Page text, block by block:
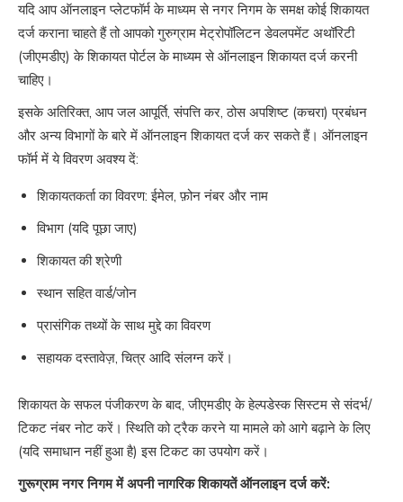
यदि आप ऑनलाइन प्लेटफॉर्म के माध्यम से नगर निगम के समक्ष कोई शिकायत
दर्ज कराना चाहते हैं तो आपको गुरुग्राम मेट्रोपॉलिटन डेवलपमेंट अथॉरिटी
(जीएमडीए) के शिकायत पोर्टल के माध्यम से ऑनलाइन शिकायत दर्ज करनी
चाहिए।
इसके अतिरिक्त, आप जल आपूर्ति, संपत्ति कर, ठोस अपशिष्ट (कचरा) प्रबंधन
और अन्य विभागों के बारे में ऑनलाइन शिकायत दर्ज कर सकते हैं। ऑनलाइन
फॉर्म में ये विवरण अवश्य दें:
शिकायतकर्ता का विवरण: ईमेल, फ़ोन नंबर और नाम
विभाग (यदि पूछा जाए)
शिकायत की श्रेणी
स्थान सहित वार्ड/जोन
प्रासंगिक तथ्यों के साथ मुद्दे का विवरण
सहायक दस्तावेज़, चित्र आदि संलग्न करें।
शिकायत के सफल पंजीकरण के बाद, जीएमडीए के हेल्पडेस्क सिस्टम से संदर्भ/
टिकट नंबर नोट करें। स्थिति को ट्रैक करने या मामले को आगे बढ़ाने के लिए
(यदि समाधान नहीं हुआ है) इस टिकट का उपयोग करें।
गुरूग्राम नगर निगम में अपनी नागरिक शिकायतें ऑनलाइन दर्ज करें: